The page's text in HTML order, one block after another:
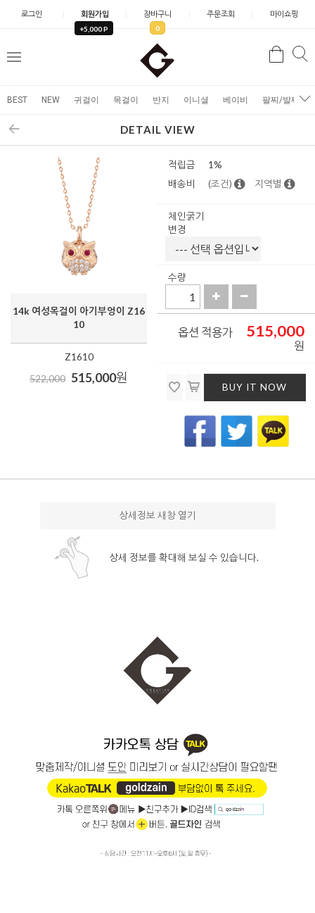
로그인 회원가입
+5,000 P
장바구니
0
주문조회 마이쇼핑
메
검
BEST NEW 귀걸이 목걸이 반지 이니셜 베이비 팔찌/발찌
DETAIL VIEW
14k 여성목걸이 아기부엉이 Z16
10
Z1610
522,000 515,000원
적립금
1%
배송비
(조건) 지역별
체인굵기
변경
수량
옵션 적용가 515,000
원
BUY IT NOW
상세정보 새창 열기
상세 정보를 확대해 보실 수 있습니다.